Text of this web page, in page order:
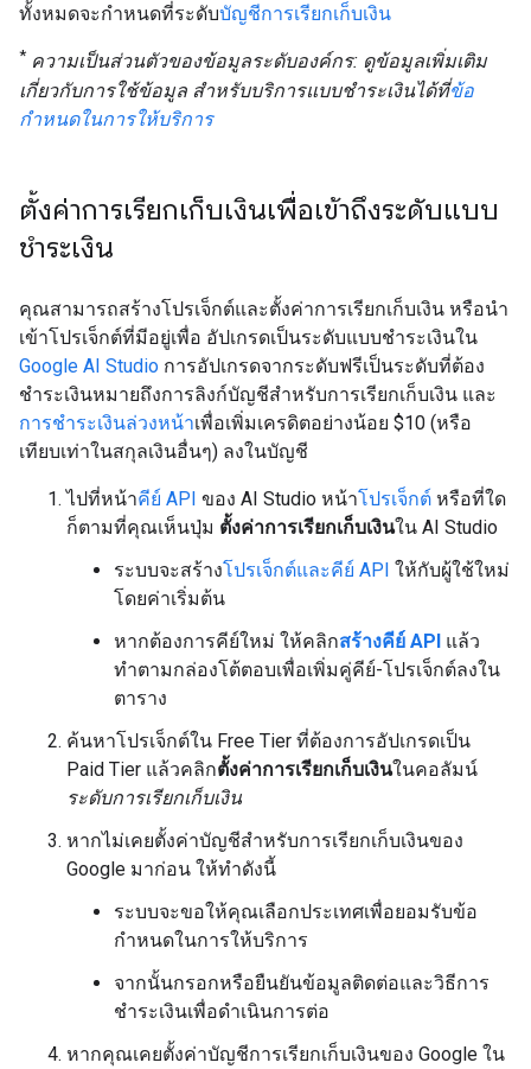
ทั้งหมดจะกำหนดที่ระดับบัญชีการเรียกเก็บเงิน
* ความเป็นส่วนตัวของข้อมูลระดับองค์กร: ดูข้อมูลเพิ่มเติม
เกี่ยวกับการใช้ข้อมูล สำหรับบริการแบบชำระเงินได้ที่ข้อ
กำหนดในการให้บริการ
ตั้งค่าการเรียกเก็บเงินเพื่อเข้าถึงระดับแบบ
ชำระเงิน
คุณสามารถสร้างโปรเจ็กต์และตั้งค่าการเรียกเก็บเงิน หรือนำ
เข้าโปรเจ็กต์ที่มีอยู่เพื่อ อัปเกรดเป็นระดับแบบชำระเงินใน
Google AI Studio การอัปเกรดจากระดับฟรีเป็นระดับที่ต้อง
ชำระเงินหมายถึงการลิงก์บัญชีสำหรับการเรียกเก็บเงิน และ
การชำระเงินล่วงหน้าเพื่อเพิ่มเครดิตอย่างน้อย $10 (หรือ
เทียบเท่าในสกุลเงินอื่นๆ) ลงในบัญชี
ไปที่หน้าคีย์ API ของ AI Studio หน้าโปรเจ็กต์ หรือที่ใด
ก็ตามที่คุณเห็นปุ่ม ตั้งค่าการเรียกเก็บเงินใน AI Studio
ระบบจะสร้างโปรเจ็กต์และคีย์ API ให้กับผู้ใช้ใหม่
โดยค่าเริ่มต้น
หากต้องการคีย์ใหม่ ให้คลิกสร้างคีย์ API แล้ว
ทำตามกล่องโต้ตอบเพื่อเพิ่มคู่คีย์-โปรเจ็กต์ลงใน
ตาราง
ค้นหาโปรเจ็กต์ใน Free Tier ที่ต้องการอัปเกรดเป็น
Paid Tier แล้วคลิกตั้งค่าการเรียกเก็บเงินในคอลัมน์
ระดับการเรียกเก็บเงิน
หากไม่เคยตั้งค่าบัญชีสำหรับการเรียกเก็บเงินของ
Google มาก่อน ให้ทำดังนี้
ระบบจะขอให้คุณเลือกประเทศเพื่อยอมรับข้อ
กำหนดในการให้บริการ
จากนั้นกรอกหรือยืนยันข้อมูลติดต่อและวิธีการ
ชำระเงินเพื่อดำเนินการต่อ
หากคุณเคยตั้งค่าบัญชีการเรียกเก็บเงินของ Google ใน